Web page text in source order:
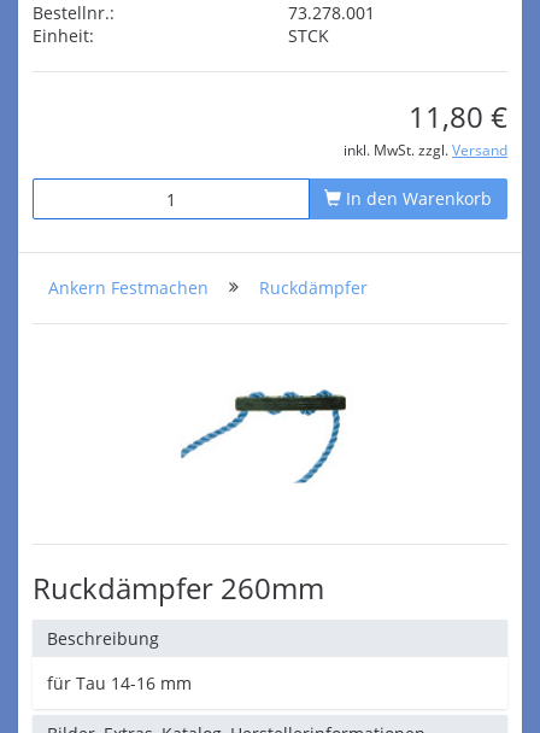
Bestellnr.:
73.278.001
Einheit:
STCK
11,80 €
inkl. MwSt. zzgl. Versand
In den Warenkorb
Ankern Festmachen Ruckdämpfer
Ruckdämpfer 260mm
Beschreibung
für Tau 14-16 mm